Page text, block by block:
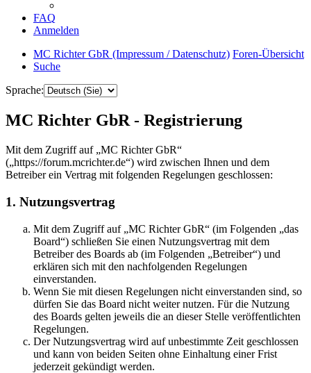
FAQ
Anmelden
MC Richter GbR (Impressum / Datenschutz) Foren-Übersicht
Suche
Sprache:
MC Richter GbR - Registrierung
Mit dem Zugriff auf „MC Richter GbR“
(„https://forum.mcrichter.de“) wird zwischen Ihnen und dem
Betreiber ein Vertrag mit folgenden Regelungen geschlossen:
1. Nutzungsvertrag
Mit dem Zugriff auf „MC Richter GbR“ (im Folgenden „das
Board“) schließen Sie einen Nutzungsvertrag mit dem
Betreiber des Boards ab (im Folgenden „Betreiber“) und
erklären sich mit den nachfolgenden Regelungen
einverstanden.
Wenn Sie mit diesen Regelungen nicht einverstanden sind, so
dürfen Sie das Board nicht weiter nutzen. Für die Nutzung
des Boards gelten jeweils die an dieser Stelle veröffentlichten
Regelungen.
Der Nutzungsvertrag wird auf unbestimmte Zeit geschlossen
und kann von beiden Seiten ohne Einhaltung einer Frist
jederzeit gekündigt werden.